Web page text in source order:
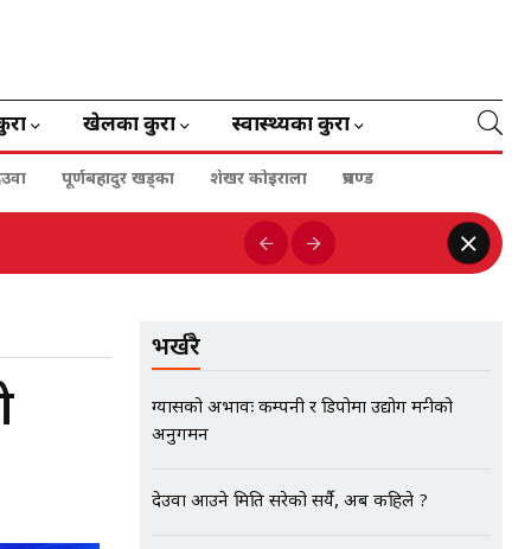
खेलका कुरा स्वास्थ्यका कुरा
पूर्णबहादुर खड्का शेखर कोइराला प्रचण्ड
भर्खरै
ग्यासको अभावः कम्पनी र डिपोमा उद्योग मन्त्रीको
अनुगमन
देउवा आउने मिति सरेको सर्यै, अब कहिले ?